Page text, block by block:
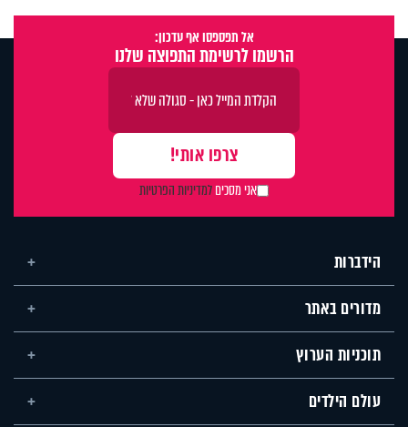
אל תפספסו אף עדכון:
הרשמו לרשימת התפוצה שלנו
אני מסכיםלמדיניות הפרטיות
הידברות
מדורים באתר
תוכניות הערוץ
עולם הילדים